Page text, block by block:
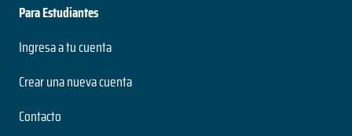
Para Estudiantes
Ingresa a tu cuenta
Crear una nueva cuenta
Contacto